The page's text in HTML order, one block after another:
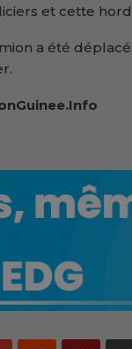
et cette
a été